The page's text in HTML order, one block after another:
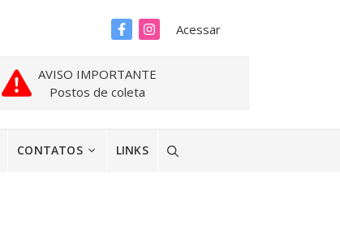
Acessar
AVISO IMPORTANTE
Postos de coleta
CONTATOS LINKS